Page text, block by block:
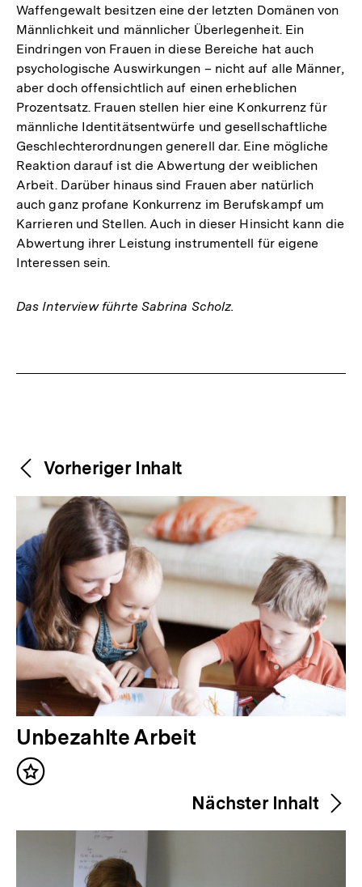
Waffengewalt besitzen eine der letzten Domänen von
Männlichkeit und männlicher Überlegenheit. Ein
Eindringen von Frauen in diese Bereiche hat auch
psychologische Auswirkungen – nicht auf alle Männer,
aber doch offensichtlich auf einen erheblichen
Prozentsatz. Frauen stellen hier eine Konkurrenz für
männliche Identitätsentwürfe und gesellschaftliche
Geschlechterordnungen generell dar. Eine mögliche
Reaktion darauf ist die Abwertung der weiblichen
Arbeit. Darüber hinaus sind Frauen aber natürlich
auch ganz profane Konkurrenz im Berufskampf um
Karrieren und Stellen. Auch in dieser Hinsicht kann die
Abwertung ihrer Leistung instrumentell für eigene
Interessen sein.
Das Interview führte Sabrina Scholz.
Weitere
Inhalte
Content-
Navigation
Vorheriger Inhalt
V
o
r
e
Unbezahlte Arbeit
Inhalt
Nächster Inhalt